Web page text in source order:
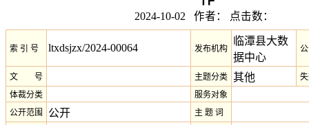
2024-10-02 作者： 点击数：
索 引 号 ltxdsjzx/2024-00064 发布机构
临潭县大数
据中心
文 号 主题分类 其他
体裁分类
服务对象
公开范围
公开
主 题 词